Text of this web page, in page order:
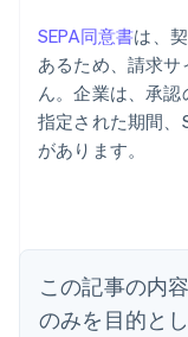
SEPA同意書は、
あるため、請求
ん。企業は、承
指定された期間、
があります。
この記事の内
のみを目的と
アイルランド
English
アメリカ
EnglishEspañol
ItalianoEnglish
インド